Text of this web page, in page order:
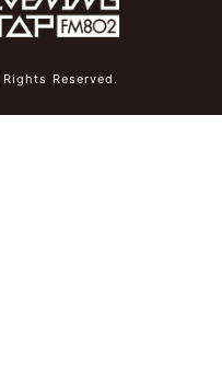
Reserved.